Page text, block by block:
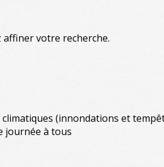
affiner votre recherche.
(innondations et
journée à tous